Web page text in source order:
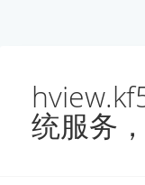
统服务